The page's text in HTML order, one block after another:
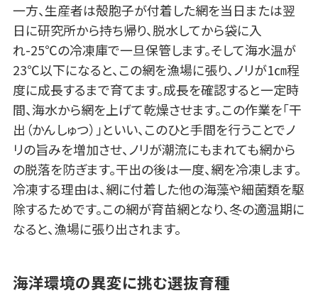
一方、生産者は殻胞子が付着した網を当日または翌
日に研究所から持ち帰り、脱水してから袋に入
れ-25℃の冷凍庫で一旦保管します。そして海水温が
23℃以下になると、この網を漁場に張り、ノリが1㎝程
度に成長するまで育てます。成長を確認すると一定時
間、海水から網を上げて乾燥させます。この作業を「干
出（かんしゅつ）」といい、このひと手間を行うことでノ
リの旨みを増加させ、ノリが潮流にもまれても網から
の脱落を防ぎます。干出の後は一度、網を冷凍します。
冷凍する理由は、網に付着した他の海藻や細菌類を駆
除するためです。この網が育苗網となり、冬の適温期に
なると、漁場に張り出されます。
海洋環境の異変に挑む選抜育種